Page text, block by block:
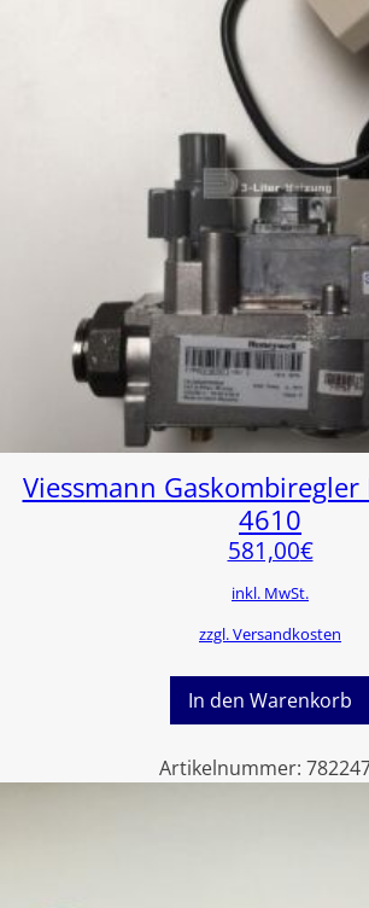
Viessmann Gaskombiregler
4610
581,00€
inkl. MwSt.
zzgl. Versandkosten
In den Warenkorb
Artikelnummer: